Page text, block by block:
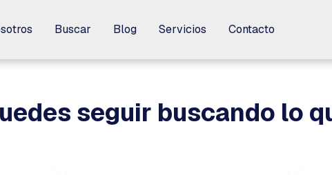
Buscar Blog Servicios Contacto
Buscar Blog Servicios Contacto
seguir buscando lo